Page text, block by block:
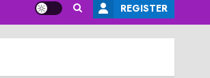
REGISTER